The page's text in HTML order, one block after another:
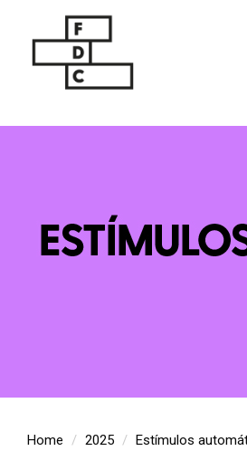
Home 2025
Estímulos